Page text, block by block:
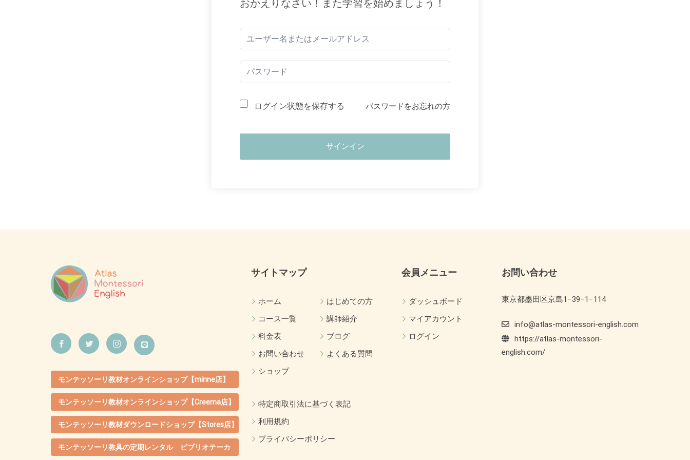
おかえりなさい！また学習を始めましょう！
ログイン状態を保存する パスワードをお忘れの方
サインイン
モンテッソーリ教材オンラインショップ【minne店】
モンテッソーリ教材オンラインショップ【Creema店】
モンテッソーリ教材ダウンロードショップ【Stores店】
モンテッソーリ教具の定期レンタル ビブリオテーカ
サイトマップ
ホーム
はじめての方
コース一覧
講師紹介
料金表
ブログ
お問い合わせ
よくある質問
ショップ
特定商取引法に基づく表記
利用規約
プライバシーポリシー
会員メニュー
ダッシュボード
マイアカウント
ログイン
お問い合わせ
東京都墨田区京島1−39−1−114
info@atlas-montessori-english.com
https://atlas-montessori-
english.com/